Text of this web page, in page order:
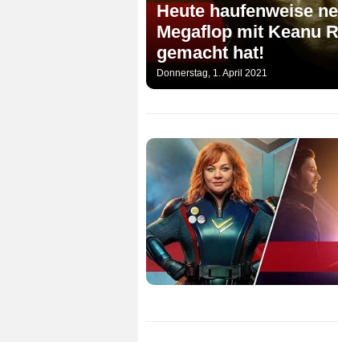
Heute haufenweise
Megaflop mit Keanu
gemacht hat!
Donnerstag, 1. April 2021